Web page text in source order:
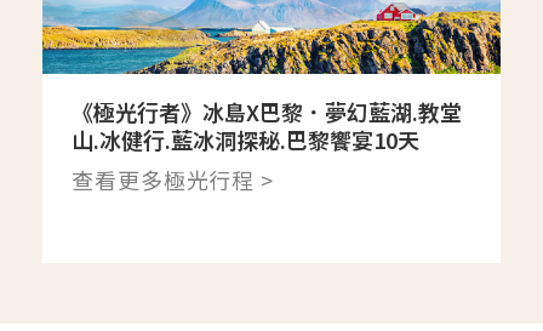
《極光行者》冰島X巴黎．夢幻藍湖.教堂
山.冰健行.藍冰洞探秘.巴黎饗宴10天
查看更多極光行程 >